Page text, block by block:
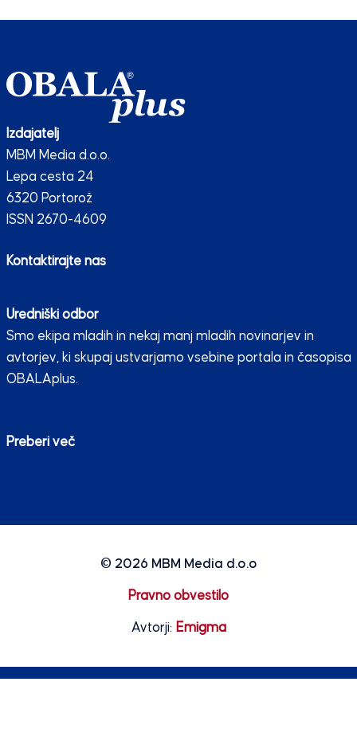
Izdajatelj
MBM Media d.o.o.
Lepa cesta 24
6320 Portorož
ISSN 2670-4609
Kontaktirajte nas
Uredniški odbor
Smo ekipa mladih in nekaj manj mladih novinarjev in
avtorjev, ki skupaj ustvarjamo vsebine portala in časopisa
OBALAplus.
Preberi več
© 2026 MBM Media d.o.o
Pravno obvestilo
Avtorji: Emigma